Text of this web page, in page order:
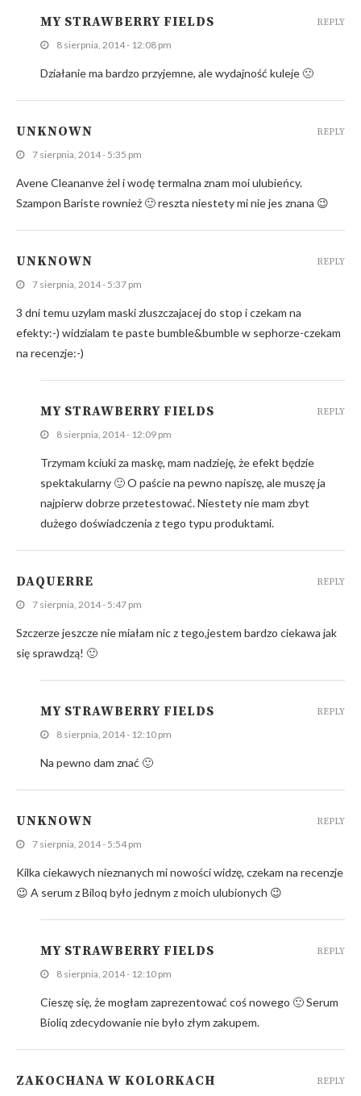
MY STRAWBERRY FIELDS
8 sierpnia, 2014 - 12:08 pm
Działanie ma bardzo przyjemne, ale wydajność kuleje 🙁
REPLY
UNKNOWN
7 sierpnia, 2014 - 5:35 pm
Avene Cleananve żel i wodę termalna znam moi ulubieńcy.
Szampon Bariste rownież 🙂 reszta niestety mi nie jes znana 😉
REPLY
UNKNOWN
7 sierpnia, 2014 - 5:37 pm
3 dni temu uzylam maski zluszczajacej do stop i czekam na
efekty:-) widzialam te paste bumble&bumble w sephorze-czekam
na recenzje:-)
REPLY
MY STRAWBERRY FIELDS
8 sierpnia, 2014 - 12:09 pm
Trzymam kciuki za maskę, mam nadzieję, że efekt będzie
spektakularny 🙂 O paście na pewno napiszę, ale muszę ja
najpierw dobrze przetestować. Niestety nie mam zbyt
dużego doświadczenia z tego typu produktami.
REPLY
DAQUERRE
7 sierpnia, 2014 - 5:47 pm
Szczerze jeszcze nie miałam nic z tego,jestem bardzo ciekawa jak
się sprawdzą! 🙂
REPLY
MY STRAWBERRY FIELDS
8 sierpnia, 2014 - 12:10 pm
Na pewno dam znać 🙂
REPLY
UNKNOWN
7 sierpnia, 2014 - 5:54 pm
Kilka ciekawych nieznanych mi nowości widzę, czekam na recenzje
😉 A serum z Biloq było jednym z moich ulubionych 😉
REPLY
MY STRAWBERRY FIELDS
8 sierpnia, 2014 - 12:10 pm
Cieszę się, że mogłam zaprezentować coś nowego 🙂 Serum
Bioliq zdecydowanie nie było złym zakupem.
REPLY
ZAKOCHANA W KOLORKACH REPLY